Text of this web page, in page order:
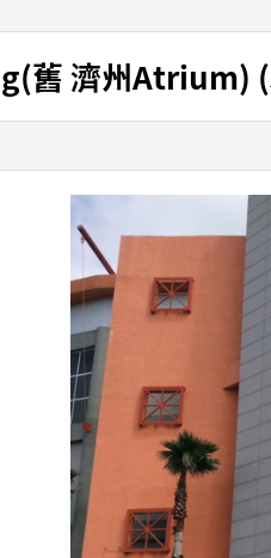
舊 濟州Atrium)